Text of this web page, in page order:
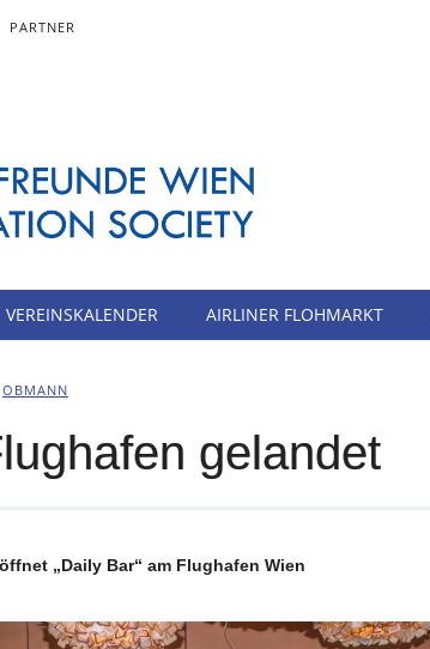
PARTNER
VEREINSKALENDER AIRLINER FLOHMARKT
OBMANN
gelandet
„Daily Bar“ am Flughafen Wien